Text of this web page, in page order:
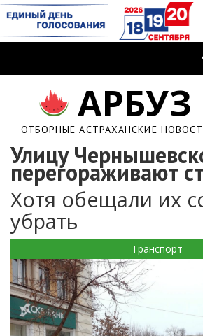
АРБУЗ
ОТБОРНЫЕ АСТРАХАНСКИЕ
Улицу
перегораживают
Хотя обещали их
убрать
Транспорт